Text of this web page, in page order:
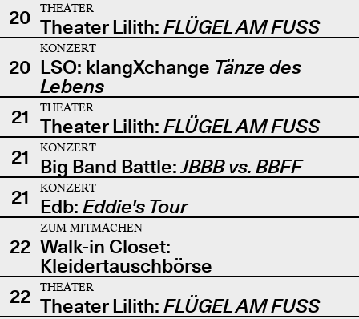
20
THEATER
Theater Lilith: FLÜGEL AM FUSS
20
KONZERT
LSO: klangXchange Tänze des
Lebens
21
THEATER
Theater Lilith: FLÜGEL AM FUSS
21
KONZERT
Big Band Battle:JBBB vs. BBFF
21
KONZERT
Edb: Eddie's Tour
22
ZUM MITMACHEN
Walk-in Closet:
Kleidertauschbörse
22
THEATER
Theater Lilith: FLÜGEL AM FUSS